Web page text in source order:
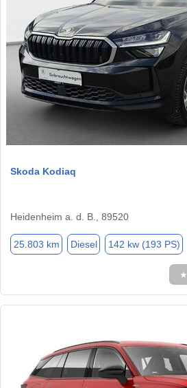
Skoda Kodiaq
Heidenheim a. d. B., 89520
25.803 km Diesel 142 kw (193 PS)
★